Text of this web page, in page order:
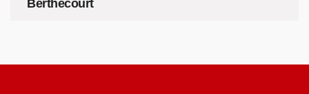
Berthecourt